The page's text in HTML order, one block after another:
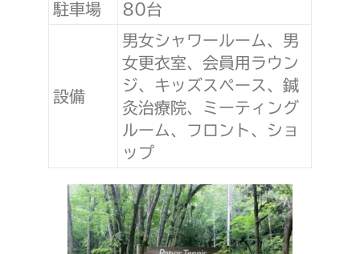
駐車場
80台
設備
男女シャワールーム、男
女更衣室、会員用ラウン
ジ、キッズスペース、鍼
灸治療院、ミーティング
ルーム、フロント、ショ
ップ